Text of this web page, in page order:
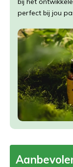
perfect bij jou